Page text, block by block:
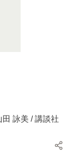
田 詠美 / 講談社